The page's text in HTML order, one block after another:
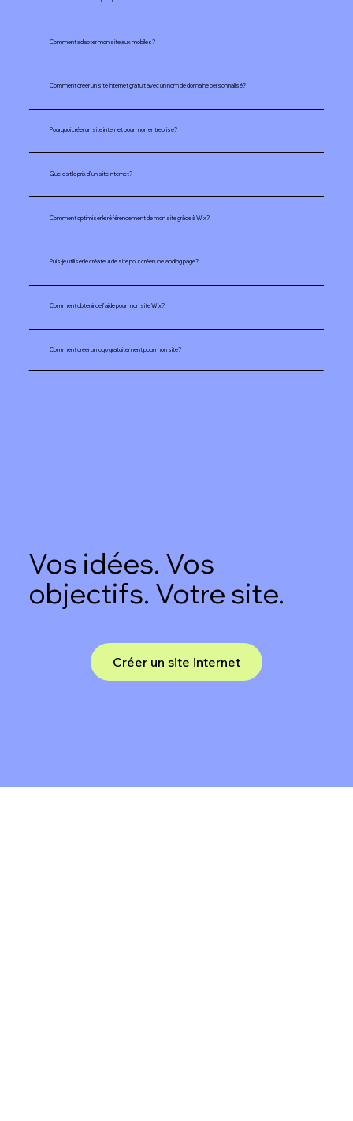
Comment adapter mon site aux mobiles?
Comment créer un site internet gratuit avec un nom de domaine personnalisé?
Pourquoi créer un site internet pour mon entreprise?
Quel est le prix d'un site internet?
Comment optimiser le référencement de mon site grâce à Wix?
Puis-je utiliser le créateur de site pour créer une landing page?
Comment obtenir de l'aide pour mon site Wix?
Comment créer un logo gratuitement pour mon site?
Vos idées. Vos
objectifs. Votre site.
Créer un site internet